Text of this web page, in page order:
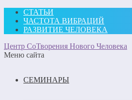
СТАТЬИ
ЧАСТОТА ВИБРАЦИЙ
РАЗВИТИЕ ЧЕЛОВЕКА
Центр СоТворения Нового Человека
Меню сайта
СЕМИНАРЫ